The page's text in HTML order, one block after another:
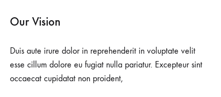
Our Vision
Duis aute irure dolor in reprehenderit in voluptate velit
esse cillum dolore eu fugiat nulla pariatur. Excepteur sint
occaecat cupidatat non proident,